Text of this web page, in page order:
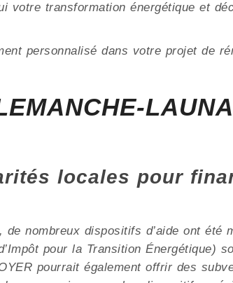
votre transformation énergétique et
personnalisé dans votre projet de
locales pour
nombreux dispositifs d’aide ont été
pour la Transition Énergétique)
pourrait également offrir des